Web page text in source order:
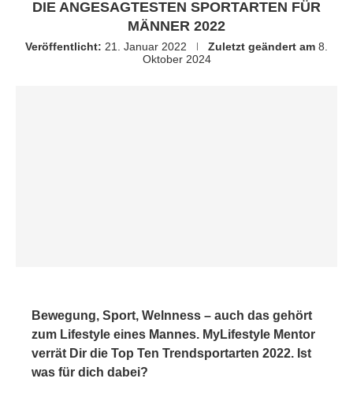
DIE ANGESAGTESTEN SPORTARTEN FÜR
MÄNNER 2022
Veröffentlicht: 21. Januar 2022 Zuletzt geändert am 8.
Oktober 2024
Bewegung, Sport, Welnness – auch das gehört
zum Lifestyle eines Mannes. MyLifestyle Mentor
verrät Dir die Top Ten Trendsportarten 2022. Ist
was für dich dabei?